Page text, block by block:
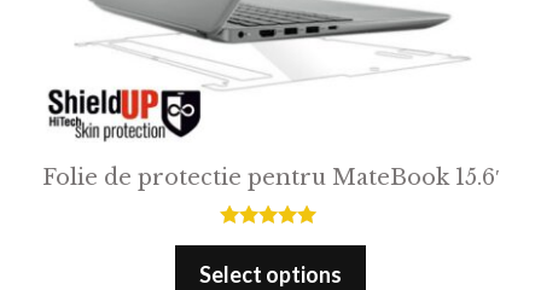
Folie de protectie pentru MateBook 15.6′
5.00
Select options